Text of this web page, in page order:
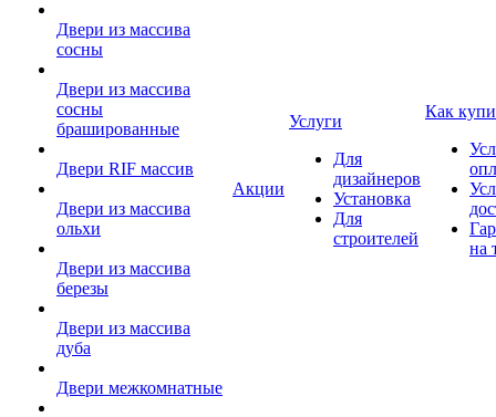
Двери из массива
сосны
Двери из массива
сосны
брашированные
Двери RIF массив
Двери из массива
ольхи
Двери из массива
березы
Двери из массива
дуба
Двери межкомнатные
Акции
Услуги
Для
дизайнеров
Установка
Для
строителей
Как
на